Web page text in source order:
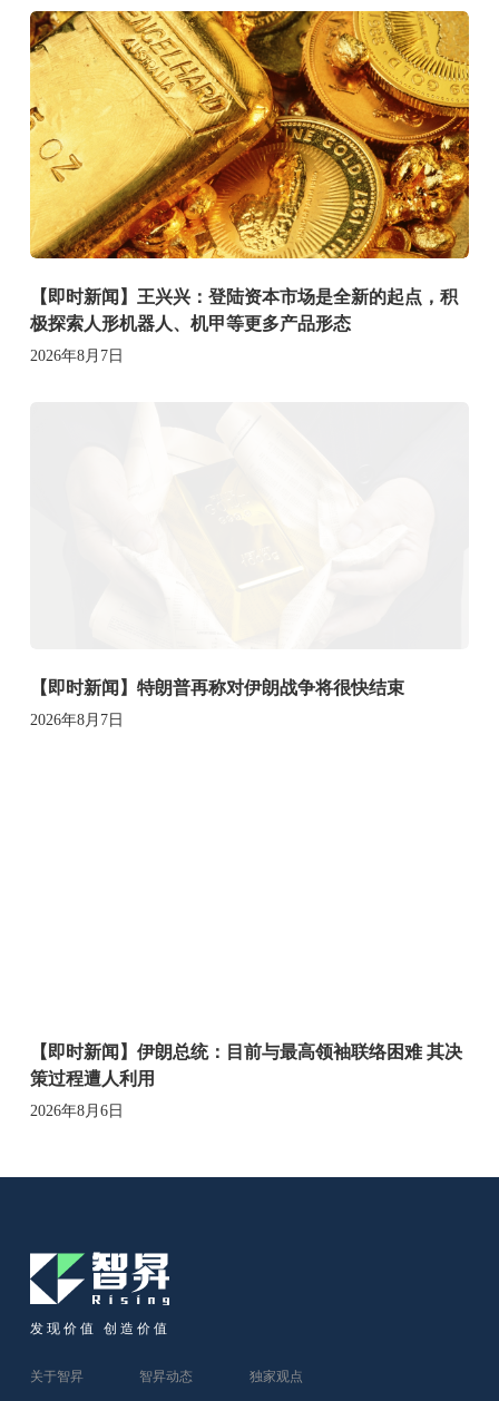
【即时新闻】王兴兴：登陆资本市场是全新的起点，积
极探索人形机器人、机甲等更多产品形态
2026年8月7日
【即时新闻】特朗普再称对伊朗战争将很快结束
2026年8月7日
【即时新闻】伊朗总统：目前与最高领袖联络困难 其决
策过程遭人利用
2026年8月6日
发现价值 创造价值
关于智昇 智昇动态 独家观点